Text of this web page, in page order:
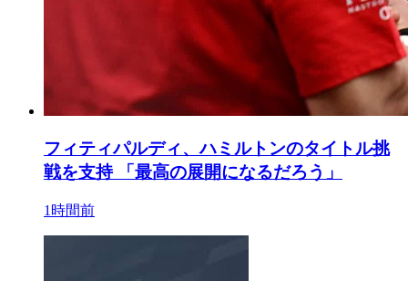
フィティパルディ、ハミルトンのタイトル挑
戦を支持 「最高の展開になるだろう」
1時間前